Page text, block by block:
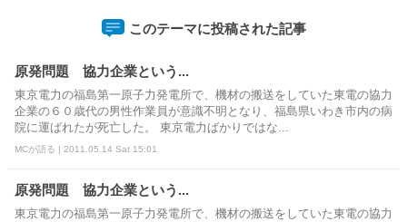
このテーマに投稿された記事
原発問題 協力企業という...
東京電力の福島第一原子力発電所で、機材の搬送をしていた東電の協力
企業の６０歳代の男性作業員が意識不明となり、福島県いわき市内の病
院に運ばれたが死亡した。 東京電力ばかりではな...
MCが語る | 2011.05.14 Sat 15:01
原発問題 協力企業という...
東京電力の福島第一原子力発電所で、機材の搬送をしていた東電の協力